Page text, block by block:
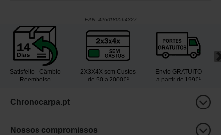
EAN: 4260180564327
Satisfeito - Câmbio
Reembolso
2X3X4X sem Custos
de 50 a 2000€²
Envio GRATUITO
a partir de 199€¹
Chronocarpa.pt
Nossos compromissos